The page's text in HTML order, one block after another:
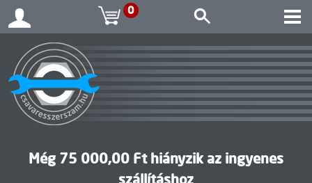
0
Még 75 000,00 Ft hiányzik az ingyenes
szállításhoz